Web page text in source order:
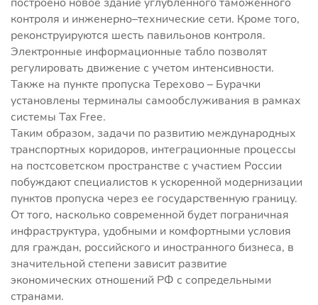
контроля и инженерно–технические сети. Кроме того,
реконструируются шесть павильонов контроля.
Электронные информационные табло позволят
регулировать движение с учетом интенсивности.
Также на пункте пропуска Терехово – Бурачки
установлены терминалы самообслуживания в рамках
системы Tax Free.
Таким образом, задачи по развитию международных
транспортных коридоров, интеграционные процессы
на постсоветском пространстве с участием России
побуждают специалистов к ускоренной модернизации
пунктов пропуска через ее государственную границу.
От того, насколько современной будет пограничная
инфраструктура, удобными и комфортными условия
для граждан, российского и иностранного бизнеса, в
значительной степени зависит развитие
экономических отношений РФ с сопредельными
странами.